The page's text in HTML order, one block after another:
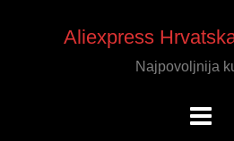
Aliexpress
Najpovoljnija